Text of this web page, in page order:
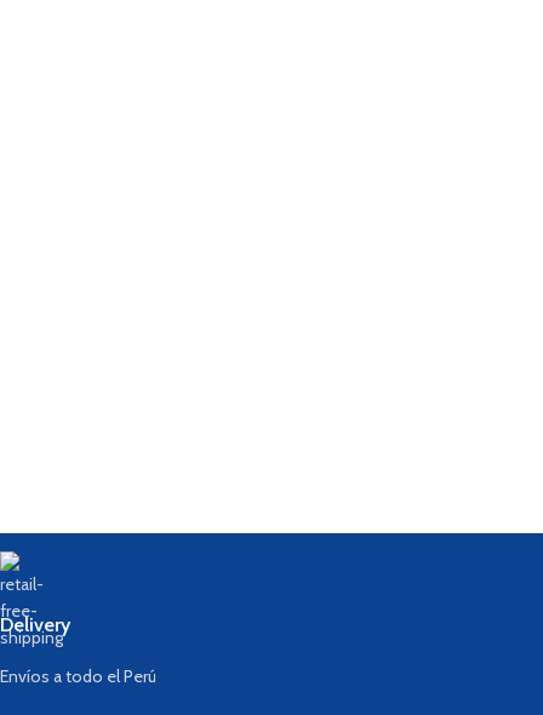
Delivery
Envíos a todo el Perú